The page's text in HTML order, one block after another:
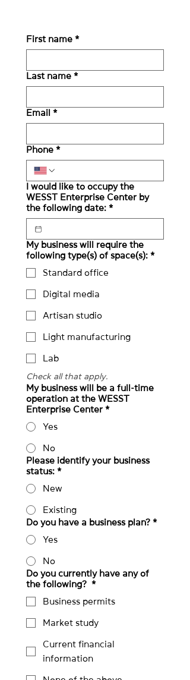
First name *
Last name *
Email *
Phone *
I would like to occupy the
WESST Enterprise Center by
the following date: *
My business will require the
following type(s) of space(s): *
Standard office
Digital media
Artisan studio
Light manufacturing
Lab
Check all that apply.
My business will be a full-time
operation at the WESST
Enterprise Center *
Yes
No
Please identify your business
status: *
New
Existing
Do you have a business plan? *
Yes
No
Do you currently have any of
the following? *
Business permits
Market study
Current financial
information